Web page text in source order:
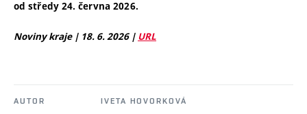
od středy 24. června 2026.
Noviny kraje | 18. 6. 2026 | URL
AUTOR
IVETA HOVORKOVÁ